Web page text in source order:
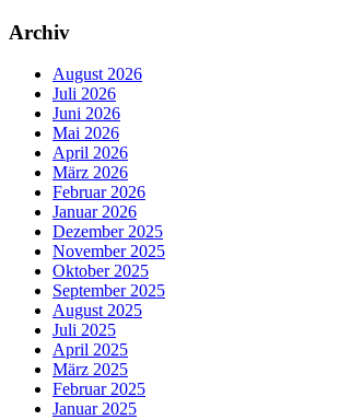
Archiv
August 2026
Juli 2026
Juni 2026
Mai 2026
April 2026
März 2026
Februar 2026
Januar 2026
Dezember 2025
November 2025
Oktober 2025
September 2025
August 2025
Juli 2025
April 2025
März 2025
Februar 2025
Januar 2025